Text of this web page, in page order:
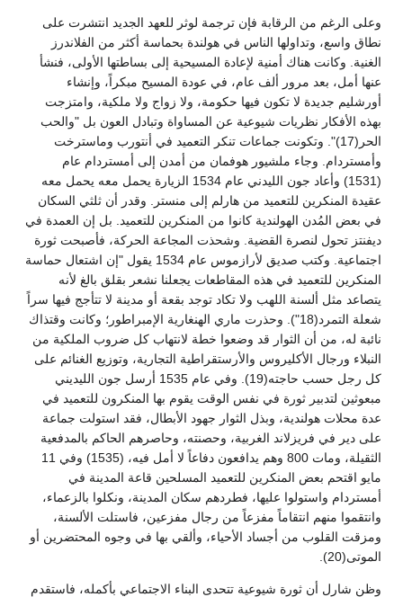
وعلى الرغم من الرقابة فإن ترجمة لوثر للعهد الجديد انتشرت على
نطاق واسع، وتداولها الناس في هولندة بحماسة أكثر من الفلاندرز
الغنية. وكانت هناك أمنية لإعادة المسيحية إلى بساطتها الأولى، فنشأ
عنها أمل، بعد مرور ألف عام، في عودة المسيح مبكراً، وإنشاء
أورشليم جديدة لا تكون فيها حكومة، ولا زواج ولا ملكية، وامتزجت
بهذه الأفكار نظريات شيوعية عن المساواة وتبادل العون بل "والحب
الحر(17)". وتكونت جماعات تنكر التعميد في أنتورب وماسترخت
وأمستردام. وجاء ملشيور هوفمان من أمدن إلى أمستردام عام
(1531) وأعاد جون الليدني عام 1534 الزيارة يحمل معه يحمل معه
عقيدة المنكرين للتعميد من هارلم إلى منستر. وقدر أن ثلثي السكان
في بعض المُدن الهولندية كانوا من المنكرين للتعميد. بل إن العمدة في
ديفنتز تحول لنصرة القضية. وشحذت المجاعة الحركة، فأصبحت ثورة
اجتماعية. وكتب صديق لأرازموس عام 1534 يقول "إن اشتعال حماسة
المنكرين للتعميد في هذه المقاطعات يجعلنا نشعر بقلق بالغ لأنه
يتصاعد مثل ألسنة اللهب ولا تكاد توجد بقعة أو مدينة لا تتأجج فيها سراً
شعلة التمرد(18"). وحذرت ماري الهنغارية الإمبراطور؛ وكانت وقتذاك
نائبة له، من أن الثوار قد وضعوا خطة لانتهاب كل ضروب الملكية من
النبلاء ورجال الأكليروس والأرستقراطية التجارية، وتوزيع الغنائم على
كل رجل حسب حاجته(19). وفي عام 1535 أرسل جون الليديني
مبعوثين لتدبير ثورة في نفس الوقت يقوم بها المنكرون للتعميد في
عدة محلات هولندية، وبذل الثوار جهود الأبطال، فقد استولت جماعة
على دير في فريزلاند الغربية، وحصنته، وحاصرهم الحاكم بالمدفعية
الثقيلة، ومات 800 وهم يدافعون دفاعاً لا أمل فيه، (1535) وفي 11
مايو اقتحم بعض المنكرين للتعميد المسلحين قاعة المدينة في
أمستردام واستولوا عليها، فطردهم سكان المدينة، ونكلوا بالزعماء،
وانتقموا منهم انتقاماً مفزعاً من رجال مفزعين، فاستلت الألسنة،
ومزقت القلوب من أجساد الأحياء، وألقي بها في وجوه المحتضرين أو
الموتى(20).
وظن شارل أن ثورة شيوعية تتحدى البناء الاجتماعي بأكمله، فاستقدم